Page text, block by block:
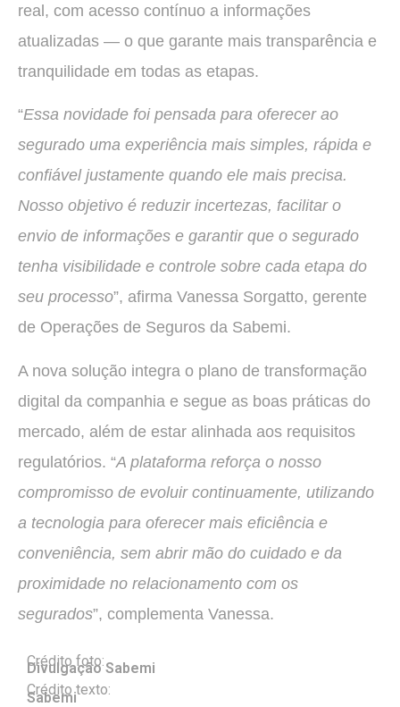
real, com acesso contínuo a informações
atualizadas — o que garante mais transparência e
tranquilidade em todas as etapas.
“Essa novidade foi pensada para oferecer ao
segurado uma experiência mais simples, rápida e
confiável justamente quando ele mais precisa.
Nosso objetivo é reduzir incertezas, facilitar o
envio de informações e garantir que o segurado
tenha visibilidade e controle sobre cada etapa do
seu processo”, afirma Vanessa Sorgatto, gerente
de Operações de Seguros da Sabemi.
A nova solução integra o plano de transformação
digital da companhia e segue as boas práticas do
mercado, além de estar alinhada aos requisitos
regulatórios. “A plataforma reforça o nosso
compromisso de evoluir continuamente, utilizando
a tecnologia para oferecer mais eficiência e
conveniência, sem abrir mão do cuidado e da
proximidade no relacionamento com os
segurados”, complementa Vanessa.
Crédito foto:
Divulgação Sabemi
Crédito texto:
Sabemi